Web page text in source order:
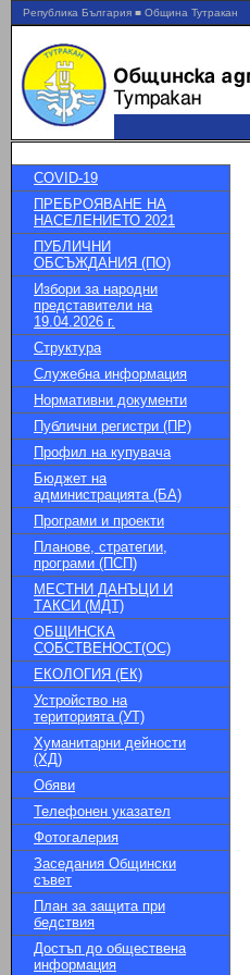
Република България ■ Община Тутракан
COVID-19
ПРЕБРОЯВАНЕ НА
НАСЕЛЕНИЕТО 2021
ПУБЛИЧНИ
ОБСЪЖДАНИЯ (ПО)
Избори за народни
представители на
19.04.2026 г.
Структура
Служебна информация
Нормативни документи
Публични регистри (ПР)
Профил на купувача
Бюджет на
администрацията (БА)
Програми и проекти
Планове, стратегии,
програми (ПСП)
МЕСТНИ ДАНЪЦИ И
ТАКСИ (МДТ)
ОБЩИНСКА
СОБСТВЕНОСТ(ОС)
ЕКОЛОГИЯ (ЕК)
Устройство на
територията (УТ)
Хуманитарни дейности
(ХД)
Обяви
Телефонен указател
Фотогалерия
Заседания Общински
съвет
План за защита при
бедствия
Достъп до обществена
информация